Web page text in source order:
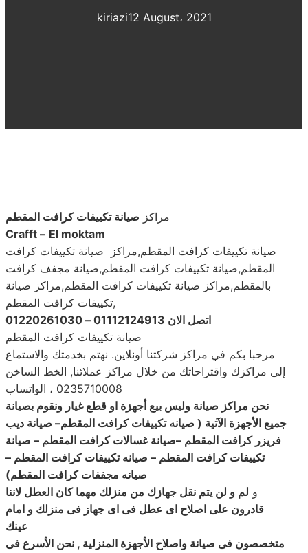
kiriazi12 August، 2021
مراكز صيانة تكييفات كرافت المقطم
Crafft – El moktam
صيانة تكييفات كرافت المقطم,مراكز صيانة تكييفات كرافت
المقطم,صيانة تكييفات كرافت المقطم,صيانة مجفف كرافت
بالمقطم,مراكز صيانة تكييفات كرافت المقطم,مراكز صيانة
تكييفات كرافت المقطم,
اتصل الان 01112124913 – 01220261030
صيانة تكييفات كرافت المقطم
مرحبا بكم في مراكز شركتنا أونلاين. نهتم بخدمتك والاستماع
إلى مراكزك واقتراحاتك من خلال مراكز عملائنا, الخط الساخن
0235710008 ، الواتساب
نحن مراكز صيانة وليس بيع أجهزة او قطع غيار ونقوم بصيانة
جميع الأجهزة الآتية ( صيانه تكييفات كرافت المقطم– صيانة ديب
فريزر كرافت المقطم –صيانة غسالات كرافت المقطم – صيانة
تكييفات كرافت المقطم – صيانه تكييفات كرافت المقطم –
صيانه مجففات كرافت المقطم)
و لم و لن يتم نقل جهازك من منزلك مهما كان العطل لاننا
قادرون على اصلاح اى عطل فى اى جهاز فى منزلك و امام
عينك
متخصصون فى صيانة واصلاح الأجهزة المنزلية , نحن الأسرع فى